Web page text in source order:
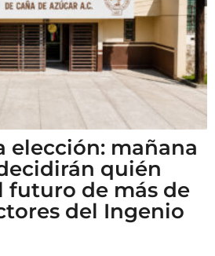
elección: mañana
quién
futuro de más de
del Ingenio